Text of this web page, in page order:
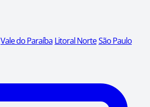
Vale do Paraíba Litoral NorteSão Paulo